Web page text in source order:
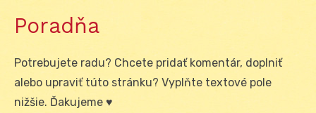
Poradňa
Potrebujete radu? Chcete pridať komentár, doplniť
alebo upraviť túto stránku? Vyplňte textové pole
nižšie. Ďakujeme ♥